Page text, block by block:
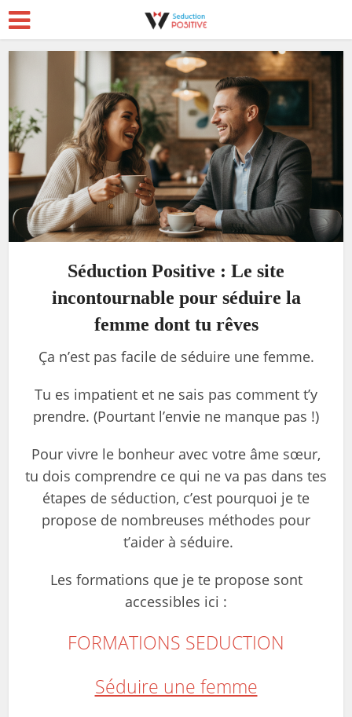
Séduction Positive : Le site
incontournable pour séduire la
femme dont tu rêves
Ça n’est pas facile de séduire une femme.
Tu es impatient et ne sais pas comment t’y
prendre. (Pourtant l’envie ne manque pas !)
Pour vivre le bonheur avec votre âme sœur,
tu dois comprendre ce qui ne va pas dans tes
étapes de séduction, c’est pourquoi je te
propose de nombreuses méthodes pour
t’aider à séduire.
Les formations que je te propose sont
accessibles ici :
FORMATIONS SEDUCTION
Séduire une femme